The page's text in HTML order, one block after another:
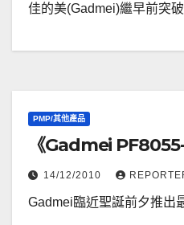
佳的美(Gadmei)繼早前突
PMP/其他產品
《Gadmei
14/12/2010
Gadmei臨近聖誕前夕推出